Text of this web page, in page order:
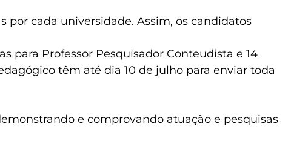
cada universidade. Assim, os candidatos
para Professor Pesquisador Conteudista e 14
têm até dia 10 de julho para enviar toda
e comprovando atuação e pesquisas